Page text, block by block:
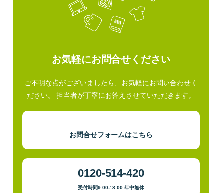
お気軽にお問合せください
ご不明な点がございましたら、お気軽にお問い合わせく
ださい。 担当者が丁寧にお答えさせていただきます。
お問合せフォームはこちら
0120-514-420
受付時間9:00-18:00 年中無休